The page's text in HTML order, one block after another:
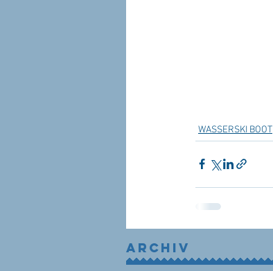
WASSERSKI BOOT
Archiv